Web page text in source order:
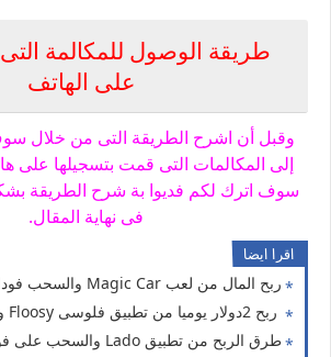
طريقة الوصول للمكالمة
على الهاتف
وقبل أن اشرح الطريقة التى من خلال
إلى المكالمات التى قمت بتسجيلها على
سوف اترك لكم فديوا بة شرح الطريقة
فى نهاية المقال.
اقرا ايضا
ربح المال من لعب Magic Car والسحب فودافون كاش، افضل العاب الربح من الانترنت للمبتدئين
ربح 2دولار يوميا من تطبيق فلوسى Floosy و السحب فودافون كاش
طرق الربح من تطبيق Lado والسحب على فودافون كاش